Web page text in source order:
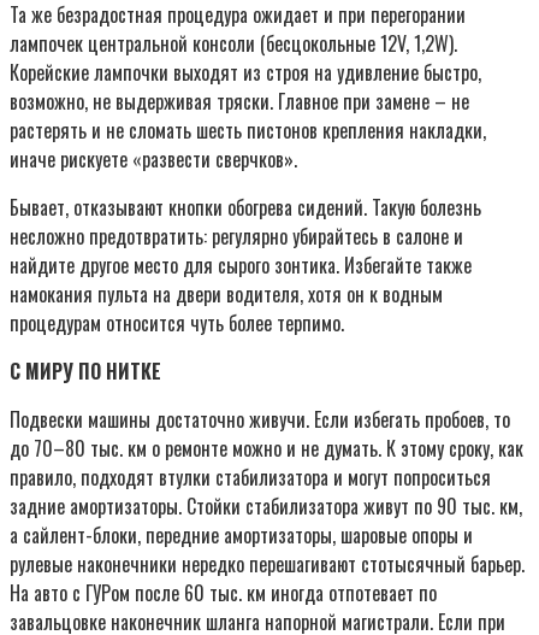
Та же безрадостная процедура ожидает и при перегорании
лампочек центральной консоли (бесцокольные 12V, 1,2W).
Корейские лампочки выходят из строя на удивление быстро,
возможно, не выдерживая тряски. Главное при замене – не
растерять и не сломать шесть пистонов крепления накладки,
иначе рискуете «развести сверчков».
Бывает, отказывают кнопки обогрева сидений. Такую болезнь
несложно предотвратить: регулярно убирайтесь в салоне и
найдите другое место для сырого зонтика. Избегайте также
намокания пульта на двери водителя, хотя он к водным
процедурам относится чуть более терпимо.
С МИРУ ПО НИТКЕ
Подвески машины достаточно живучи. Если избегать пробоев, то
до 70–80 тыс. км о ремонте можно и не думать. К этому сроку, как
правило, подходят втулки стабилизатора и могут попроситься
задние амортизаторы. Стойки стабилизатора живут по 90 тыс. км,
а сайлент-блоки, передние амортизаторы, шаровые опоры и
рулевые наконечники нередко перешагивают стотысячный барьер.
На авто с ГУРом после 60 тыс. км иногда отпотевает по
завальцовке наконечник шланга напорной магистрали. Если при